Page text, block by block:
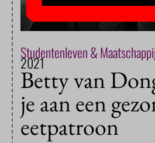
Studentenleven &
2021
Betty van
je aan een
eetpatroon